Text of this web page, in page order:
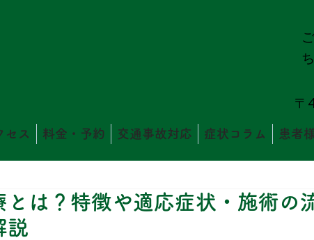
セス 料金・予約 交通事故対応 症状コラム 患者
〒
とは？特徴や適応症状・施術の
説